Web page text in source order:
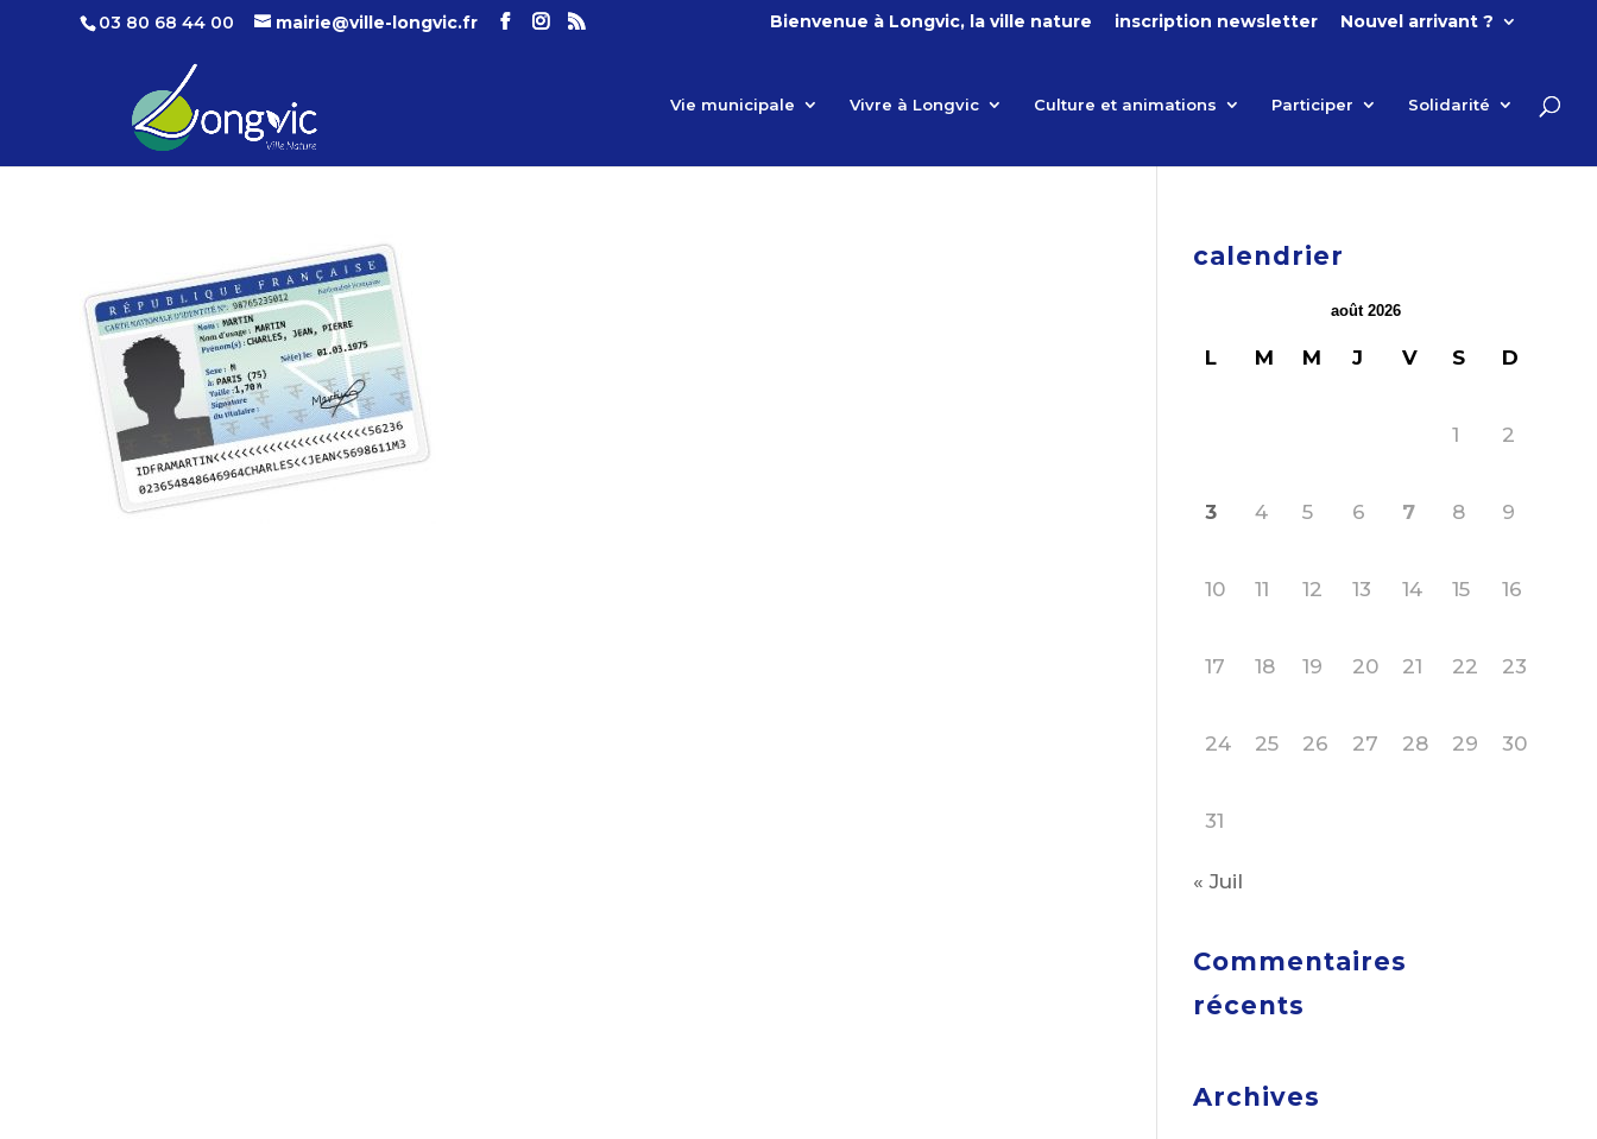
03 80 68 44 00 mairie@ville-longvic.fr Bienvenue à Longvic, la ville nature inscription newsletter Nouvel arrivant ?
Vie municipale Vivre à Longvic Culture et animations Participer Solidarité
calendrier
août 2026
L M M J V S D
1 2
3 4 5 6 7 8 9
10 11 12 13 14 15 16
17 18 19 20 21 22 23
24 25 26 27 28 29 30
31
« Juil
Commentaires
récents
Archives